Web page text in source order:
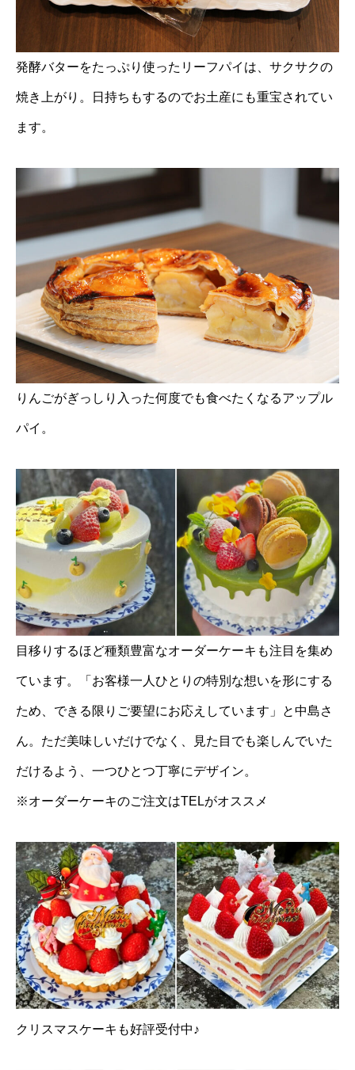
発酵バターをたっぷり使ったリーフパイは、サクサクの
焼き上がり。日持ちもするのでお土産にも重宝されてい
ます。
りんごがぎっしり入った何度でも食べたくなるアップル
パイ。
目移りするほど種類豊富なオーダーケーキも注目を集め
ています。「お客様一人ひとりの特別な想いを形にする
ため、できる限りご要望にお応えしています」と中島さ
ん。ただ美味しいだけでなく、見た目でも楽しんでいた
だけるよう、一つひとつ丁寧にデザイン。
※オーダーケーキのご注文はTELがオススメ
クリスマスケーキも好評受付中♪